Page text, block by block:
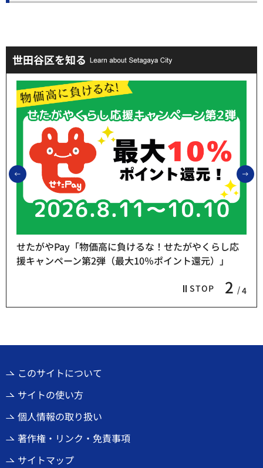
世田谷区を知る
前のスライドを表示
STOP 2 4
せたがやPay「物価高に負けるな！せたがやくらし応
援キャンペーン第2弾（最大10％ポイント還元）」
このサイトについて
サイトの使い方
個人情報の取り扱い
著作権・リンク・免責事項
サイトマップ